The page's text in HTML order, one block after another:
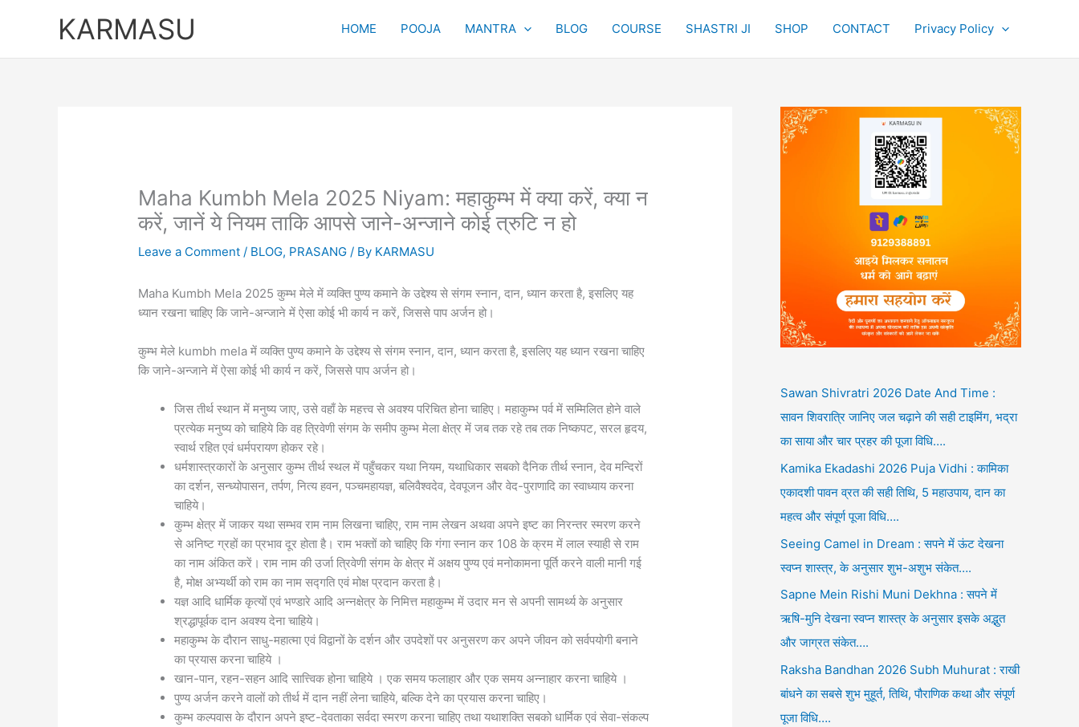
KARMASU HOME POOJA MANTRA BLOG COURSE SHASTRI JI SHOP CONTACT Privacy Policy
Maha Kumbh Mela 2025 Niyam: महाकुम्भ में क्या करें, क्या न
करें, जानें ये नियम ताकि आपसे जाने-अन्जाने कोई त्रुटि न हो
Leave a Comment / BLOG, PRASANG / By KARMASU
Maha Kumbh Mela 2025 कुम्भ मेले में व्यक्ति पुण्य कमाने के उद्देश्य से संगम स्नान, दान, ध्यान करता है, इसलिए यह
ध्यान रखना चाहिए कि जाने-अन्जाने में ऐसा कोई भी कार्य न करें, जिससे पाप अर्जन हो।
कुम्भ मेले kumbh mela में व्यक्ति पुण्य कमाने के उद्देश्य से संगम स्नान, दान, ध्यान करता है, इसलिए यह ध्यान रखना चाहिए
कि जाने-अन्जाने में ऐसा कोई भी कार्य न करें, जिससे पाप अर्जन हो।
जिस तीर्थ स्थान में मनुष्य जाए, उसे वहाँ के महत्त्व से अवश्य परिचित होना चाहिए। महाकुम्भ पर्व में सम्मिलित होने वाले
प्रत्येक मनुष्य को चाहिये कि वह त्रिवेणी संगम के समीप कुम्भ मेला क्षेत्र में जब तक रहे तब तक निष्कपट, सरल हृदय,
स्वार्थ रहित एवं धर्मपरायण होकर रहे।
धर्मशास्त्रकारों के अनुसार कुम्भ तीर्थ स्थल में पहुँचकर यथा नियम, यथाधिकार सबको दैनिक तीर्थ स्नान, देव मन्दिरों
का दर्शन, सन्ध्योपासन, तर्पण, नित्य हवन, पञ्चमहायज्ञ, बलिवैश्वदेव, देवपूजन और वेद-पुराणादि का स्वाध्याय करना
चाहिये।
कुम्भ क्षेत्र में जाकर यथा सम्भव राम नाम लिखना चाहिए, राम नाम लेखन अथवा अपने इष्ट का निरन्तर स्मरण करने
से अनिष्ट ग्रहों का प्रभाव दूर होता है। राम भक्तों को चाहिए कि गंगा स्नान कर 108 के क्रम में लाल स्याही से राम
का नाम अंकित करें। राम नाम की उर्जा त्रिवेणी संगम के क्षेत्र में अक्षय पुण्य एवं मनोकामना पूर्ति करने वाली मानी गई
है, मोक्ष अभ्यर्थी को राम का नाम सद्गति एवं मोक्ष प्रदान करता है।
यज्ञ आदि धार्मिक कृत्यों एवं भण्डारे आदि अन्नक्षेत्र के निमित्त महाकुम्भ में उदार मन से अपनी सामर्थ्य के अनुसार
श्रद्धापूर्वक दान अवश्य देना चाहिये।
महाकुम्भ के दौरान साधु-महात्मा एवं विद्वानों के दर्शन और उपदेशों पर अनुसरण कर अपने जीवन को सर्वपयोगी बनाने
का प्रयास करना चाहिये ।
खान-पान, रहन-सहन आदि सात्त्विक होना चाहिये । एक समय फलाहार और एक समय अन्नाहार करना चाहिये ।
पुण्य अर्जन करने वालों को तीर्थ में दान नहीं लेना चाहिये, बल्कि देने का प्रयास करना चाहिए।
कुम्भ कल्पवास के दौरान अपने इष्ट-देवताका सर्वदा स्मरण करना चाहिए तथा यथाशक्ति सबको धार्मिक एवं सेवा-संकल्प
Sawan Shivratri 2026 Date And Time :
सावन शिवरात्रि जानिए जल चढ़ाने की सही टाइमिंग, भद्रा
का साया और चार प्रहर की पूजा विधि….
Kamika Ekadashi 2026 Puja Vidhi : कामिका
एकादशी पावन व्रत की सही तिथि, 5 महाउपाय, दान का
महत्व और संपूर्ण पूजा विधि….
Seeing Camel in Dream : सपने में ऊंट देखना
स्वप्न शास्त्र, के अनुसार शुभ-अशुभ संकेत….
Sapne Mein Rishi Muni Dekhna : सपने में
ऋषि-मुनि देखना स्वप्न शास्त्र के अनुसार इसके अद्भुत
और जाग्रत संकेत….
Raksha Bandhan 2026 Subh Muhurat : राखी
बांधने का सबसे शुभ मुहूर्त, तिथि, पौराणिक कथा और संपूर्ण
पूजा विधि….